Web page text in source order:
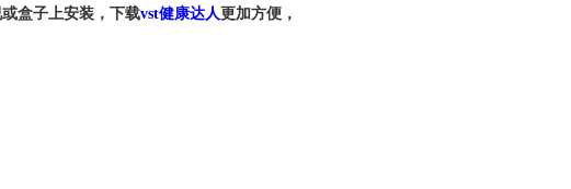
盒子上安装，下载vst健康达人更加方便，